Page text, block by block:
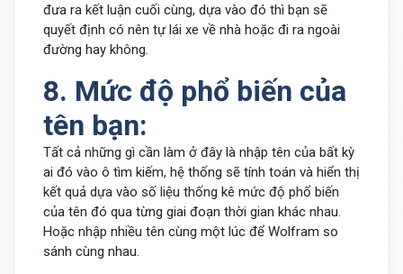
đưa ra kết luận cuối cùng, dựa vào đó thì bạn sẽ
quyết định có nên tự lái xe về nhà hoặc đi ra ngoài
đường hay không.
8. Mức độ phổ biến của
tên bạn:
Tất cả những gì cần làm ở đây là nhập tên của bất kỳ
ai đó vào ô tìm kiếm, hệ thống sẽ tính toán và hiển thị
kết quả dựa vào số liệu thống kê mức độ phổ biến
của tên đó qua từng giai đoạn thời gian khác nhau.
Hoặc nhập nhiều tên cùng một lúc để Wolfram so
sánh cùng nhau.